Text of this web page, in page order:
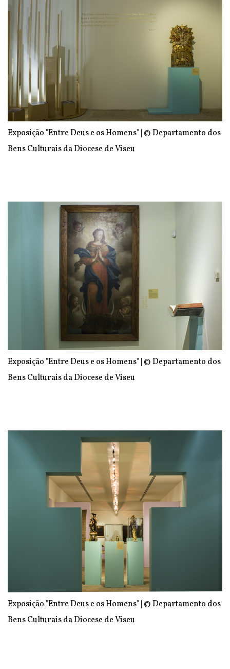
Exposição "Entre Deus e os Homens" | © Departamento dos
Bens Culturais da Diocese de Viseu
Exposição "Entre Deus e os Homens" | © Departamento dos
Bens Culturais da Diocese de Viseu
Exposição "Entre Deus e os Homens" | © Departamento dos
Bens Culturais da Diocese de Viseu